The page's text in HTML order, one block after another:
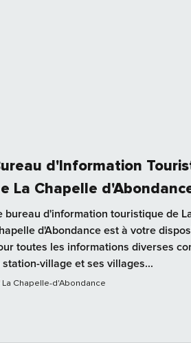
d'Information
La Chapelle
bureau d'information touristique de
d'Abondance est à votre
toutes les informations diverses
station-village et ses villages...
La Chapelle-d'Abondance